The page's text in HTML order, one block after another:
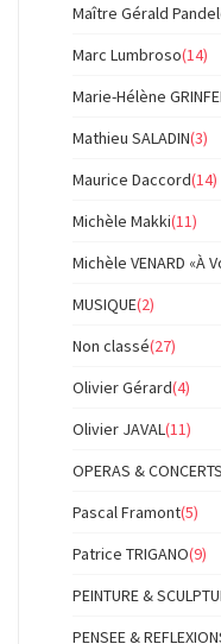
Maître Gérald
Marc Lumbroso(14)
Marie-Hélène
Mathieu SALADIN(3)
Maurice Daccord(14)
Michèle Makki(11)
Michèle VENARD «À
MUSIQUE(2)
Non classé(27)
Olivier Gérard(4)
Olivier JAVAL(11)
OPERAS & CONCERTS
Pascal Framont(5)
Patrice TRIGANO(9)
PEINTURE &
PENSEE &